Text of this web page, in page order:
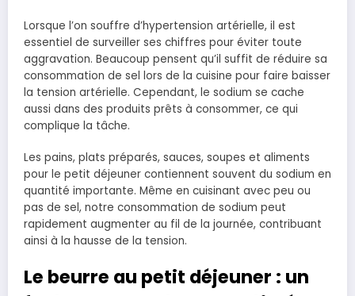
Lorsque l’on souffre d’hypertension artérielle, il est
essentiel de surveiller ses chiffres pour éviter toute
aggravation. Beaucoup pensent qu’il suffit de réduire sa
consommation de sel lors de la cuisine pour faire baisser
la tension artérielle. Cependant, le sodium se cache
aussi dans des produits prêts à consommer, ce qui
complique la tâche.
Les pains, plats préparés, sauces, soupes et aliments
pour le petit déjeuner contiennent souvent du sodium en
quantité importante. Même en cuisinant avec peu ou
pas de sel, notre consommation de sodium peut
rapidement augmenter au fil de la journée, contribuant
ainsi à la hausse de la tension.
Le beurre au petit déjeuner : un